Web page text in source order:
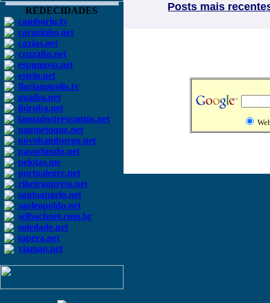
REDECIDADES
camboriu.tv
carazinho.net
caxias.net
cruzalta.net
espumoso.net
esteio.net
florianopolis.tv
guaiba.net
ibiruba.net
lagoadostrescantos.net
naometoque.net
novohamburgo.net
passofundo.net
pelotas.me
portoalegre.net
ribeiraopreto.net
santoangelo.net
saoleopoldo.net
selbachnet.com.br
soledade.net
tapera.net
viamao.net
Posts mais